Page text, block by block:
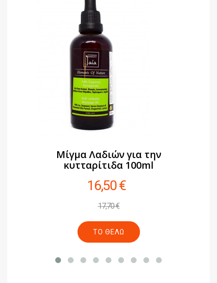
Μίγμα Λαδιών για την
κυτταρίτιδα 100ml
16,50 €
17,70 €
ΤΟ ΘΈΛΩ